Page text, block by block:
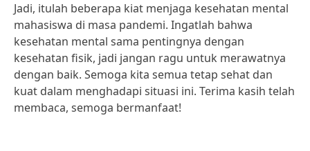
Jadi, itulah beberapa kiat menjaga kesehatan mental
mahasiswa di masa pandemi. Ingatlah bahwa
kesehatan mental sama pentingnya dengan
kesehatan fisik, jadi jangan ragu untuk merawatnya
dengan baik. Semoga kita semua tetap sehat dan
kuat dalam menghadapi situasi ini. Terima kasih telah
membaca, semoga bermanfaat!